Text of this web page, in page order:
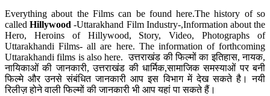
Everything about the Films can be found here.The history of so
calledHillywood-Uttarakhand Film Industry-,Information about the
Hero, Heroins of Hillywood, Story, Video, Photographs of
Uttarakhandi Films- all are here. The information of forthcoming
Uttarakhandi films is also here. उत्तराखंड की फिल्मों का इतिहास, नायक,
नायिकाओं की जानकारी, उत्तराखंड की धार्मिक,सामाजिक समस्याओं पर बनी
फिल्मे और उनसे संबंधित जानकारी आप इस विभाग में देख सकते है। नयी
रिलीज़ होने वाली फिल्मों की जानकारी भी आप यहां पा सकते हैं।